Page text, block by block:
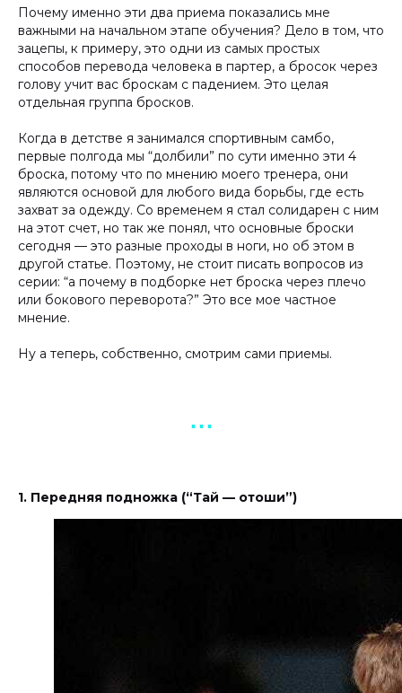
Почему именно эти два приема показались мне
важными на начальном этапе обучения? Дело в том, что
зацепы, к примеру, это одни из самых простых
способов перевода человека в партер, а бросок через
голову учит вас броскам с падением. Это целая
отдельная группа бросков.
Когда в детстве я занимался спортивным самбо,
первые полгода мы “долбили” по сути именно эти 4
броска, потому что по мнению моего тренера, они
являются основой для любого вида борьбы, где есть
захват за одежду. Со временем я стал солидарен с ним
на этот счет, но так же понял, что основные броски
сегодня — это разные проходы в ноги, но об этом в
другой статье. Поэтому, не стоит писать вопросов из
серии: “а почему в подборке нет броска через плечо
или бокового переворота?” Это все мое частное
мнение.
Ну а теперь, собственно, смотрим сами приемы.
▪︎ ▪︎ ▪︎
1. Передняя подножка (“Тай — отоши”)